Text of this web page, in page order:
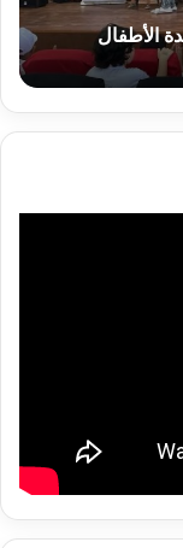
الكونفدرالية
يوم
الخميس
بالقاهرة
08-03
سحب قرعة
يوم